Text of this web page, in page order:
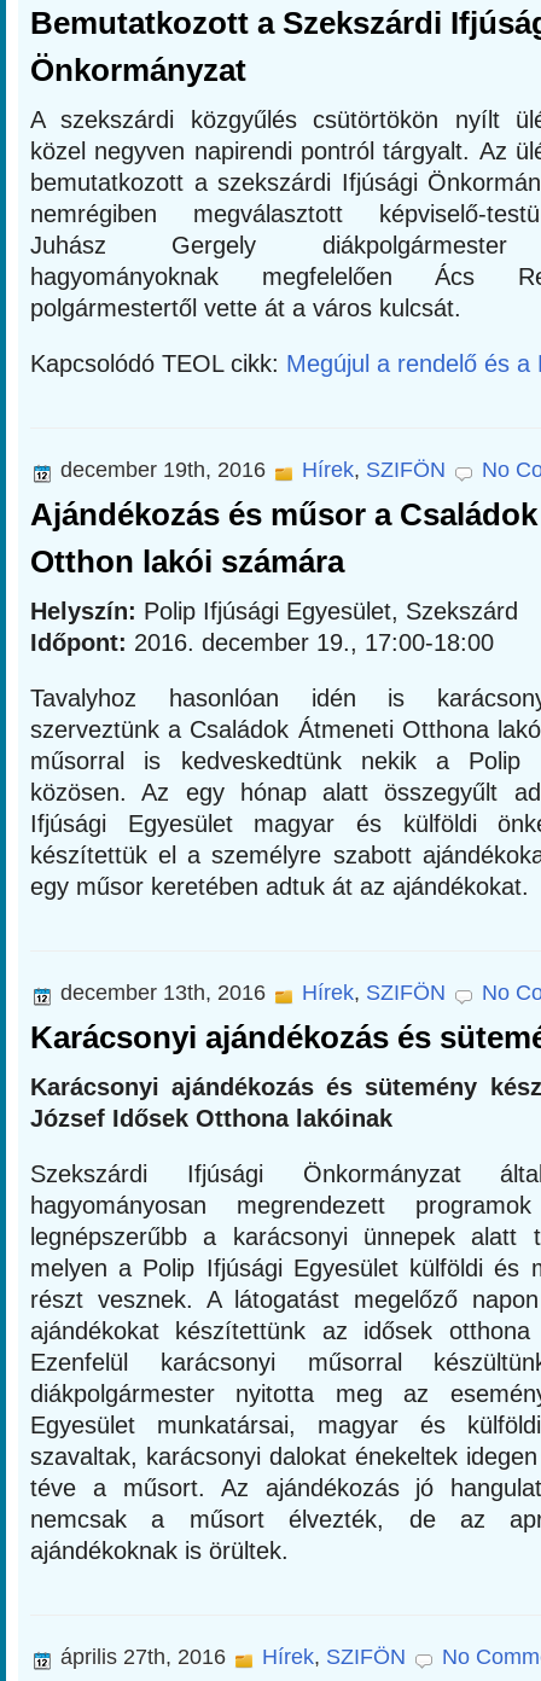
Bemutatkozott a Szekszárdi
Önkormányzat
A szekszárdi közgyűlés csütörtökön nyílt
közel negyven napirendi pontról tárgyalt. Az
bemutatkozott a szekszárdi Ifjúsági
nemrégiben megválasztott képviselő-
Juhász Gergely
hagyományoknak megfelelően Ács
polgármestertől vette át a város kulcsát.
Kapcsolódó TEOL cikk: Megújul a rendelő és a
december 19th, 2016 Hírek, SZIFÖN No
Ajándékozás és műsor a
Otthon lakói számára
Helyszín: Polip Ifjúsági Egyesület, Szekszárd
Időpont: 2016. december 19., 17:00-18:00
Tavalyhoz hasonlóan idén is
szerveztünk a Családok Átmeneti Otthona
műsorral is kedveskedtünk nekik a Polip
közösen. Az egy hónap alatt összegyűlt
Ifjúsági Egyesület magyar és külföldi
készítettük el a személyre szabott
egy műsor keretében adtuk át az ajándékokat.
december 13th, 2016 Hírek, SZIFÖN No
Karácsonyi ajándékozás és
Karácsonyi ajándékozás és sütemény
József Idősek Otthona lakóinak
Szekszárdi Ifjúsági Önkormányzat
hagyományosan megrendezett
legnépszerűbb a karácsonyi ünnepek alatt
melyen a Polip Ifjúsági Egyesület külföldi és
részt vesznek. A látogatást megelőző
ajándékokat készítettünk az idősek
Ezenfelül karácsonyi műsorral
diákpolgármester nyitotta meg az
Egyesület munkatársai, magyar és
szavaltak, karácsonyi dalokat énekeltek
téve a műsort. Az ajándékozás jó
nemcsak a műsort élvezték, de az
ajándékoknak is örültek.
április 27th, 2016 Hírek, SZIFÖN No